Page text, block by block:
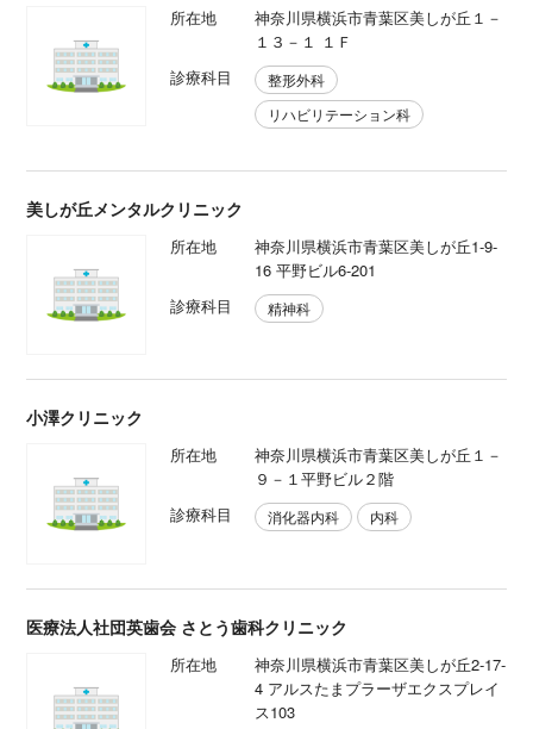
所在地
神奈川県横浜市青葉区美しが丘１－
１３－１ １Ｆ
診療科目
整形外科
リハビリテーション科
美しが丘メンタルクリニック
所在地
神奈川県横浜市青葉区美しが丘1-9-
16 平野ビル6-201
診療科目
精神科
小澤クリニック
所在地
神奈川県横浜市青葉区美しが丘１－
９－１平野ビル２階
診療科目
消化器内科 内科
医療法人社団英歯会 さとう歯科クリニック
所在地
神奈川県横浜市青葉区美しが丘2-17-
4 アルスたまプラーザエクスプレイ
ス103